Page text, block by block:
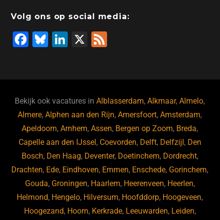
o
o
k
n
o
n
s
p
Volg ons op social media:
F
b
o
o
k
Bl
ky
Li
dI
n
X
Bekijk ook vacatures inAlblasserdam,Alkmaar,Almelo,
Almere,Alphen aan den Rijn,Amersfoort,Amsterdam,
Apeldoorn,Arnhem,Assen, Bergen op Zoom, Breda,
Capelle aan den IJssel, Coevorden, Delft, Delfzijl, Den
Bosch, Den Haag, Deventer, Doetinchem, Dordrecht,
Drachten, Ede, Eindhoven, Emmen, Enschede, Gorinchem,
Gouda, Groningen, Haarlem, Heerenveen, Heerlen,
Helmond, Hengelo, Hilversum, Hoofddorp, Hoogeveen,
Hoogezand, Hoorn, Kerkrade, Leeuwarden, Leiden,